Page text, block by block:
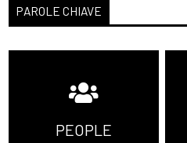
PAROLE CHIAVE
PEOPLE